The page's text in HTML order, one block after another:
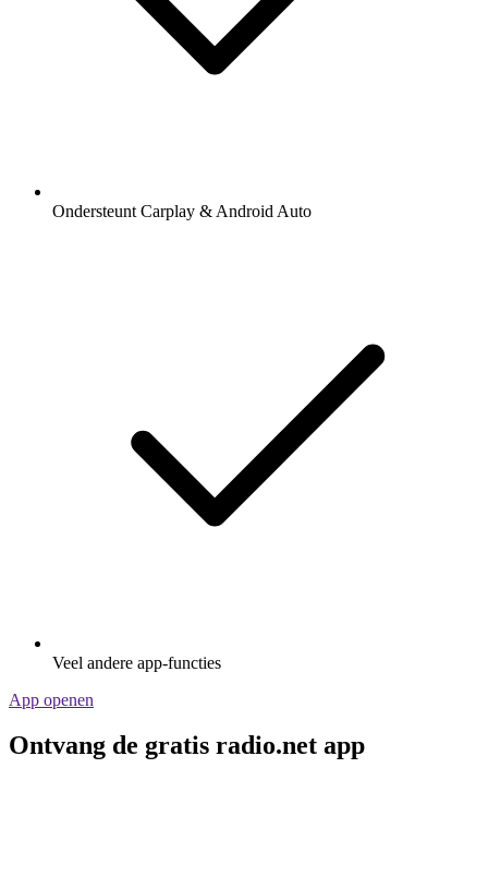
Ondersteunt Carplay & Android Auto
Veel andere app-functies
App openen
Ontvang de gratis radio.net app